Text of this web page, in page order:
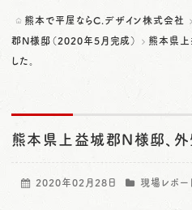
熊本で平屋ならC.デザイン株式会社
郡N様邸（2020年5月完成）
熊本県上
した。
熊本県上益城郡N様邸、外
2020年02月28日 現場レポー